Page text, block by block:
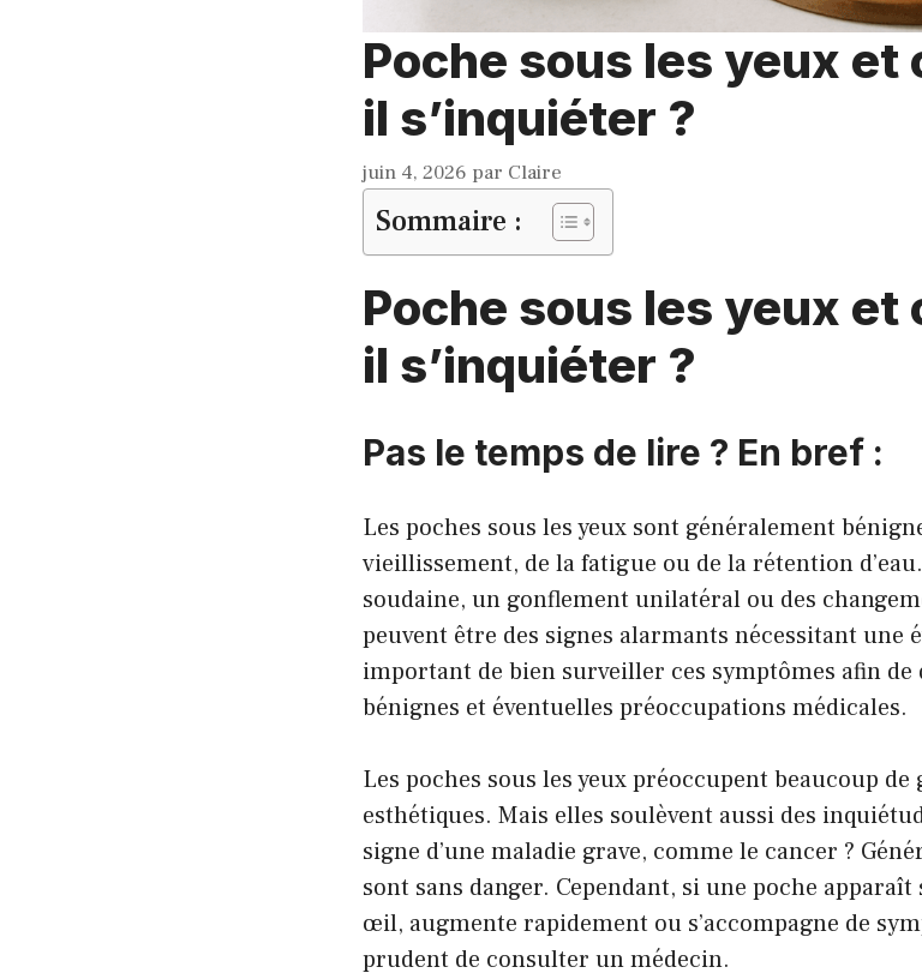
Poche sous les yeux et
il s’inquiéter ?
juin 4, 2026 par Claire
Sommaire :
Poche sous les yeux et
il s’inquiéter ?
Pas le temps de lire ? En bref :
Les poches sous les yeux sont généralement
vieillissement, de la fatigue ou de la rétention
soudaine, un gonflement unilatéral ou des
peuvent être des signes alarmants nécessitant une
important de bien surveiller ces symptômes afin
bénignes et éventuelles préoccupations médicales.
Les poches sous les yeux préoccupent beaucoup
esthétiques. Mais elles soulèvent aussi des
signe d’une maladie grave, comme le cancer ?
sont sans danger. Cependant, si une poche
œil, augmente rapidement ou s’accompagne de
prudent de consulter un médecin.